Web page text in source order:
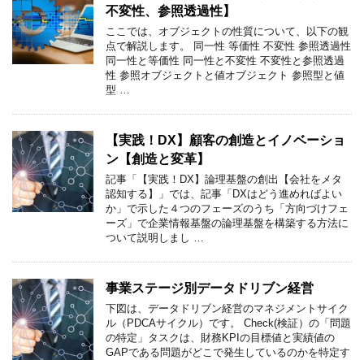
不変性、参照透過性】
ここでは、オブジェクトの性質について、以下の観
点で解説します。 同一性 等価性 不変性 参照透過性
同一性と等価性 同一性と不変性 不変性と参照透過
性 参照オブジェクトと値オブジェクト 参照型と値
型 …
【実践！DX】顧客の創造とイノベーショ
ン【創造と変革】
記事「【実践！DX】論理基盤の創出【会社をメタ
認知する】」では、記事「DXはどう進めればよい
か」で示した４つのフェーズのうち「方向づけフェ
ーズ」で企業情報基盤の論理基盤を構築する方法に
ついて説明しまし …
事業ステージ別データドリブン経営
下図は、データドリブン経営のマネジメントサイク
ル（PDCAサイクル）です。 Check(検証）の「問題
の特定」タスクは、財務KPIの目標値と実績値の
GAPである問題がどこで発生しているのかを特定す